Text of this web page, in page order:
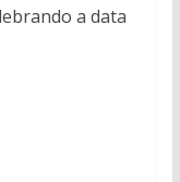
a data